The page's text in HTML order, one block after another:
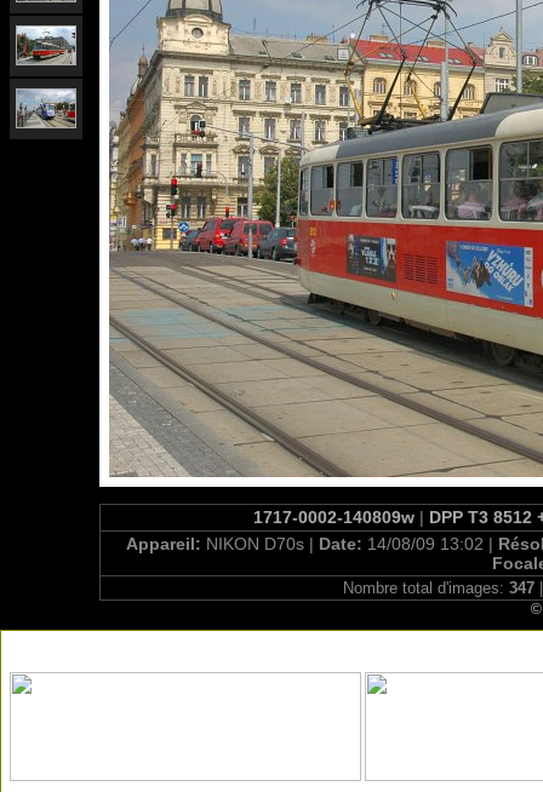
1717-0002-140809w | DPP T3 8512
Appareil: NIKON D70s | Date: 14/08/09 13:02 |
Nombre total d'images: 347|
©